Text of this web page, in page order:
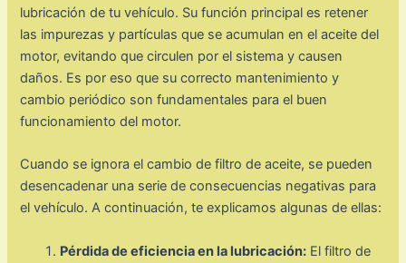
lubricación de tu vehículo. Su función principal es retener
las impurezas y partículas que se acumulan en el aceite del
motor, evitando que circulen por el sistema y causen
daños. Es por eso que su correcto mantenimiento y
cambio periódico son fundamentales para el buen
funcionamiento del motor.
Cuando se ignora el cambio de filtro de aceite, se pueden
desencadenar una serie de consecuencias negativas para
el vehículo. A continuación, te explicamos algunas de ellas:
Pérdida de eficiencia en la lubricación: El filtro de